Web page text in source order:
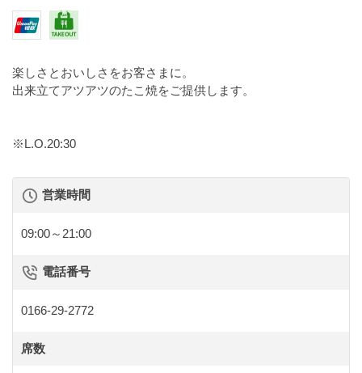
楽しさとおいしさをお客さまに。
出来立てアツアツのたこ焼をご提供します。
※L.O.20:30
営業時間
09:00～21:00
電話番号
0166-29-2772
席数